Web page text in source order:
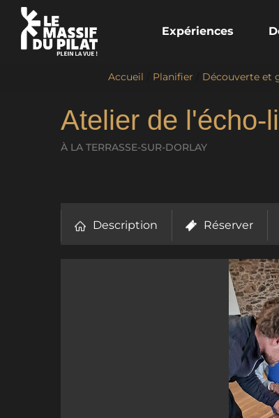
Expériences
Accueil Planifier Découverte et
Atelier de l'écho-
À LA TERRASSE-SUR-DORLAY
Description Réserver